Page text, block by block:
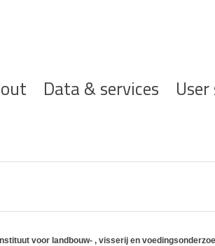
Data & services
voor landbouw- , visserij en